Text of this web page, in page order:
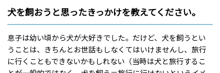
犬を飼おうと思ったきっかけを教えてください。
息子は幼い頃から犬が大好きでした。だけど、犬を飼うとい
うことは、きちんとお世話もしなくてはいけませんし、旅行
に行くこともできないかもしれない（当時は犬と旅行するこ